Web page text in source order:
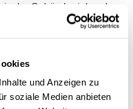
und Anzeigen zu
soziale Medien anbieten
das Gebäude ziehende
Dachterrassen
außen hin sichtbaren
in der Münchner
nutzbare „Social-